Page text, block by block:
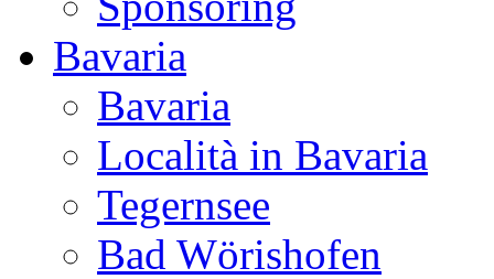
Bavaria
Bavaria
Località in Bavaria
Tegernsee
Bad Wörishofen